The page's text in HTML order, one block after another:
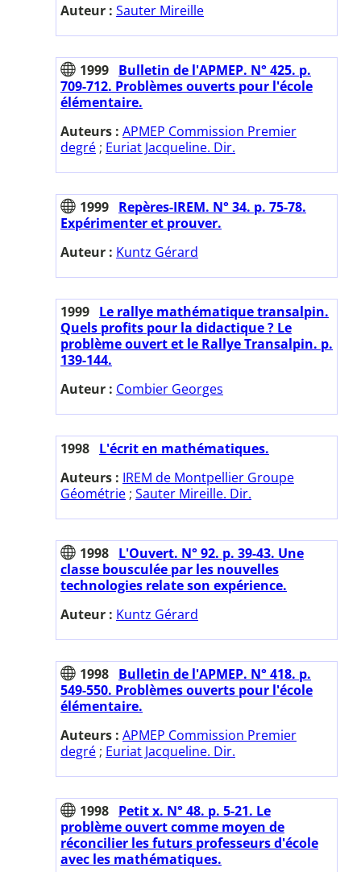
Auteur : Sauter Mireille
1999 Bulletin de l'APMEP. N° 425. p.
709-712. Problèmes ouverts pour l'école
élémentaire.
Auteurs : APMEP Commission Premier
degré ; Euriat Jacqueline. Dir.
1999 Repères-IREM. N° 34. p. 75-78.
Expérimenter et prouver.
Auteur : Kuntz Gérard
1999 Le rallye mathématique transalpin.
Quels profits pour la didactique ? Le
problème ouvert et le Rallye Transalpin. p.
139-144.
Auteur : Combier Georges
1998 L'écrit en mathématiques.
Auteurs : IREM de Montpellier Groupe
Géométrie ; Sauter Mireille. Dir.
1998 L'Ouvert. N° 92. p. 39-43. Une
classe bousculée par les nouvelles
technologies relate son expérience.
Auteur : Kuntz Gérard
1998 Bulletin de l'APMEP. N° 418. p.
549-550. Problèmes ouverts pour l'école
élémentaire.
Auteurs : APMEP Commission Premier
degré ; Euriat Jacqueline. Dir.
1998 Petit x. N° 48. p. 5-21. Le
problème ouvert comme moyen de
réconcilier les futurs professeurs d'école
avec les mathématiques.